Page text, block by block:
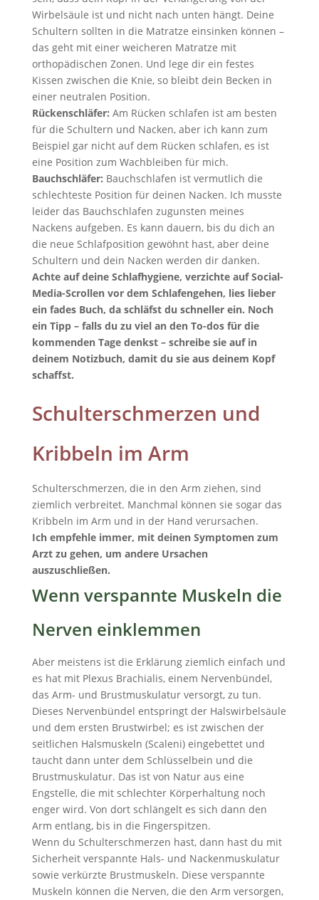
Wirbelsäule ist und nicht nach unten hängt. Deine
Schultern sollten in die Matratze einsinken können –
das geht mit einer weicheren Matratze mit
orthopädischen Zonen. Und lege dir ein festes
Kissen zwischen die Knie, so bleibt dein Becken in
einer neutralen Position.
Rückenschläfer: Am Rücken schlafen ist am besten
für die Schultern und Nacken, aber ich kann zum
Beispiel gar nicht auf dem Rücken schlafen, es ist
eine Position zum Wachbleiben für mich.
Bauchschläfer: Bauchschlafen ist vermutlich die
schlechteste Position für deinen Nacken. Ich musste
leider das Bauchschlafen zugunsten meines
Nackens aufgeben. Es kann dauern, bis du dich an
die neue Schlafposition gewöhnt hast, aber deine
Schultern und dein Nacken werden dir danken.
Achte auf deine Schlafhygiene, verzichte auf Social-
Media-Scrollen vor dem Schlafengehen, lies lieber
ein fades Buch, da schläfst du schneller ein. Noch
ein Tipp – falls du zu viel an den To-dos für die
kommenden Tage denkst – schreibe sie auf in
deinem Notizbuch, damit du sie aus deinem Kopf
schaffst.
Schulterschmerzen und
Kribbeln im Arm
Schulterschmerzen, die in den Arm ziehen, sind
ziemlich verbreitet. Manchmal können sie sogar das
Kribbeln im Arm und in der Hand verursachen.
Ich empfehle immer, mit deinen Symptomen zum
Arzt zu gehen, um andere Ursachen
auszuschließen.
Wenn verspannte Muskeln die
Nerven einklemmen
Aber meistens ist die Erklärung ziemlich einfach und
es hat mit Plexus Brachialis, einem Nervenbündel,
das Arm- und Brustmuskulatur versorgt, zu tun.
Dieses Nervenbündel entspringt der Halswirbelsäule
und dem ersten Brustwirbel; es ist zwischen der
seitlichen Halsmuskeln (Scaleni) eingebettet und
taucht dann unter dem Schlüsselbein und die
Brustmuskulatur. Das ist von Natur aus eine
Engstelle, die mit schlechter Körperhaltung noch
enger wird. Von dort schlängelt es sich dann den
Arm entlang, bis in die Fingerspitzen.
Wenn du Schulterschmerzen hast, dann hast du mit
Sicherheit verspannte Hals- und Nackenmuskulatur
sowie verkürzte Brustmuskeln. Diese verspannte
Muskeln können die Nerven, die den Arm versorgen,